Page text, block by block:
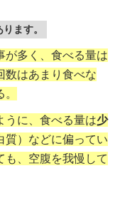
ます。
が多く、食べる量は
数はあまり食べな
うに、食べる量は少
質）などに偏ってい
も、空腹を我慢して